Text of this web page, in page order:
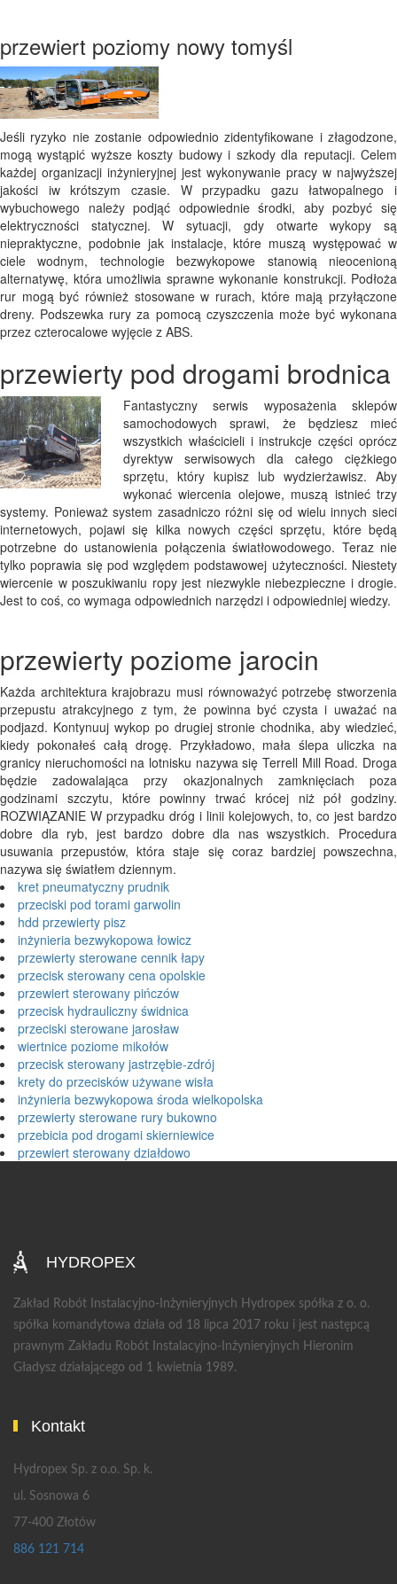
przewiert poziomy nowy tomyśl
Jeśli ryzyko nie zostanie odpowiednio zidentyfikowane i złagodzone,
mogą wystąpić wyższe koszty budowy i szkody dla reputacji. Celem
każdej organizacji inżynieryjnej jest wykonywanie pracy w najwyższej
jakości iw krótszym czasie. W przypadku gazu łatwopalnego i
wybuchowego należy podjąć odpowiednie środki, aby pozbyć się
elektryczności statycznej. W sytuacji, gdy otwarte wykopy są
niepraktyczne, podobnie jak instalacje, które muszą występować w
ciele wodnym, technologie bezwykopowe stanowią nieocenioną
alternatywę, która umożliwia sprawne wykonanie konstrukcji. Podłoża
rur mogą być również stosowane w rurach, które mają przyłączone
dreny. Podszewka rury za pomocą czyszczenia może być wykonana
przez czterocalowe wyjęcie z ABS.
przewierty pod drogami brodnica
Fantastyczny serwis wyposażenia sklepów
samochodowych sprawi, że będziesz mieć
wszystkich właścicieli i instrukcje części oprócz
dyrektyw serwisowych dla całego ciężkiego
sprzętu, który kupisz lub wydzierżawisz. Aby
wykonać wiercenia olejowe, muszą istnieć trzy
systemy. Ponieważ system zasadniczo różni się od wielu innych sieci
internetowych, pojawi się kilka nowych części sprzętu, które będą
potrzebne do ustanowienia połączenia światłowodowego. Teraz nie
tylko poprawia się pod względem podstawowej użyteczności. Niestety
wiercenie w poszukiwaniu ropy jest niezwykle niebezpieczne i drogie.
Jest to coś, co wymaga odpowiednich narzędzi i odpowiedniej wiedzy.
przewierty poziome jarocin
Każda architektura krajobrazu musi równoważyć potrzebę stworzenia
przepustu atrakcyjnego z tym, że powinna być czysta i uważać na
podjazd. Kontynuuj wykop po drugiej stronie chodnika, aby wiedzieć,
kiedy pokonałeś całą drogę. Przykładowo, mała ślepa uliczka na
granicy nieruchomości na lotnisku nazywa się Terrell Mill Road. Droga
będzie zadowalająca przy okazjonalnych zamknięciach poza
godzinami szczytu, które powinny trwać krócej niż pół godziny.
ROZWIĄZANIE W przypadku dróg i linii kolejowych, to, co jest bardzo
dobre dla ryb, jest bardzo dobre dla nas wszystkich. Procedura
usuwania przepustów, która staje się coraz bardziej powszechna,
nazywa się światłem dziennym.
kret pneumatyczny prudnik
przeciski pod torami garwolin
hdd przewierty pisz
inżynieria bezwykopowa łowicz
przewierty sterowane cennik łapy
przecisk sterowany cena opolskie
przewiert sterowany pińczów
przecisk hydrauliczny świdnica
przeciski sterowane jarosław
wiertnice poziome mikołów
przecisk sterowany jastrzębie-zdrój
krety do przecisków używane wisła
inżynieria bezwykopowa środa wielkopolska
przewierty sterowane rury bukowno
przebicia pod drogami skierniewice
przewiert sterowany działdowo
HYDROPEX
Zakład Robót Instalacyjno-Inżynieryjnych Hydropex spółka z o. o.
spółka komandytowa działa od 18 lipca 2017 roku i jest następcą
prawnym Zakładu Robót Instalacyjno-Inżynieryjnych Hieronim
Gładysz działającego od 1 kwietnia 1989.
Kontakt
Hydropex Sp. z o.o. Sp. k.
ul. Sosnowa 6
77-400 Złotów
886 121 714